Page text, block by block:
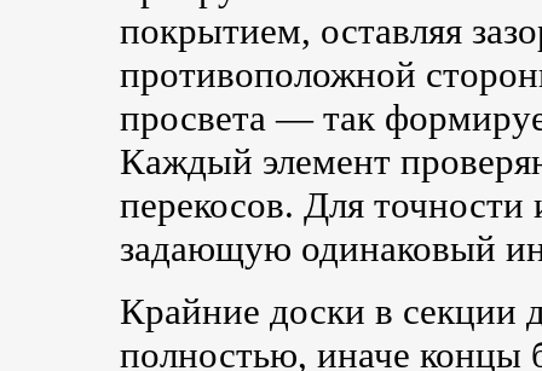
покрытием, оставляя
противоположной
просвета — так
Каждый элемент
перекосов. Для
задающую одинаковый
Крайние доски в секции
полностью, иначе концы